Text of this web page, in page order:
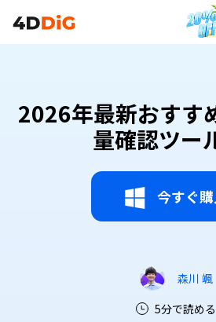
2026年最新おすす
量確認ツー
今すぐ
森川 颯
5分で読める